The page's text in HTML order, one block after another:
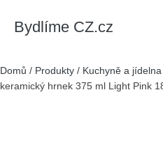
Bydlíme CZ.cz
Domů / Produkty / Kuchyně a jídelna
keramický hrnek 375 ml Light Pink